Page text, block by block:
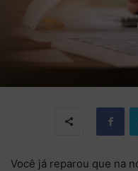
Você já reparou que na